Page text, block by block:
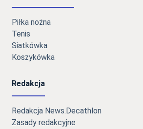
Piłka nożna
Tenis
Siatkówka
Koszykówka
Redakcja
Redakcja News.Decathlon
Zasady redakcyjne